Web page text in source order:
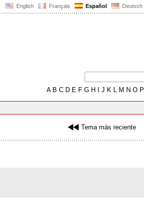
English Français Español Deutsch
AB C D E F G H J K L M N O P
Tema más reciente